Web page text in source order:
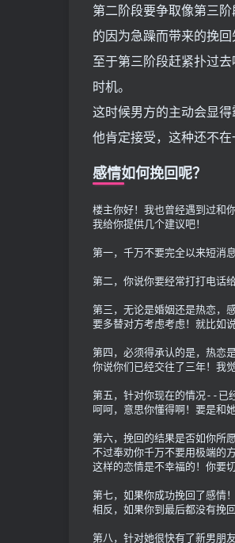
第二阶段要争取像第三
的因为急躁而带来的挽回
至于第三阶段赶紧扑过
时机。
这时候男方的主动会显
他肯定接受，这种还不在
感情如何挽回呢？
楼主你好！我也曾经遇到过和
我给你提供几个建议吧！
第一，千万不要完全以来短消
第二，你说你要经常打打电话
第三，无论是婚姻还是热恋，
要多替对方考虑考虑！就比如
第四，必须得承认的是，热恋
你说你们已经交往了三年！我
第五，针对你现在的情况--已
呵呵，意思你懂得啊！要是和
第六，挽回的结果是否如你所
不过奉劝你千万不要用极端的
这样的恋情是不幸福的！你要切
第七，如果你成功挽回了感情
相反，如果你到最后都没有挽
第八，针对她很快有了新男朋